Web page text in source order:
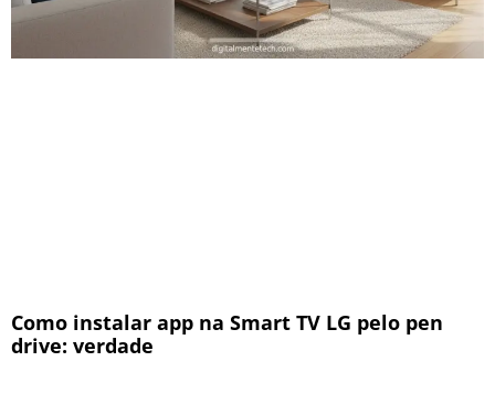
Como instalar app na Smart TV LG pelo pen
drive: verdade